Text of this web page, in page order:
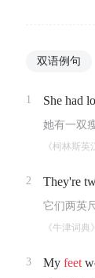
双语例句
1 She had
她有一双
《柯林斯英
2 They're
它们两英
《牛津词典》
3 Myfeet